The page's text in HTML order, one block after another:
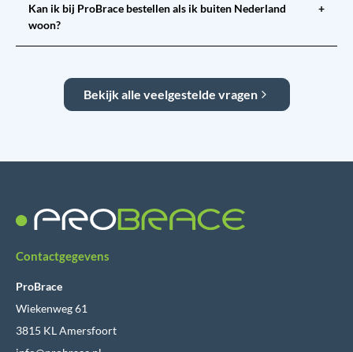
Kan ik bij ProBrace bestellen als ik buiten Nederland
woon?
+
Bekijk alle veelgestelde vragen
Contactgegevens
ProBrace
Wiekenweg 61
3815 KL Amersfoort